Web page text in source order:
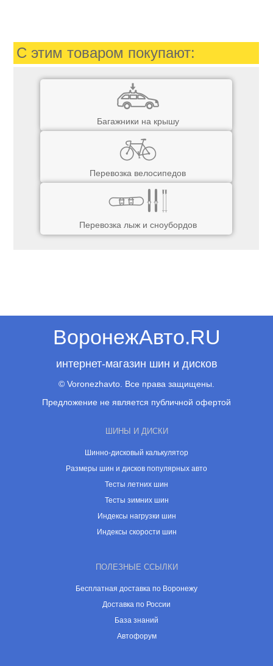
С этим товаром покупают:
Багажники на крышу
Перевозка велосипедов
Перевозка лыж и сноубордов
ВоронежАвто.RU
интернет-магазин шин и дисков
© Voronezhavto. Все права защищены.
Предложение не является публичной офертой
ШИНЫ И ДИСКИ
Шинно-дисковый калькулятор
Размеры шин и дисков популярных авто
Тесты летних шин
Тесты зимних шин
Индексы нагрузки шин
Индексы скорости шин
ПОЛЕЗНЫЕ ССЫЛКИ
Бесплатная доставка по Воронежу
Доставка по России
База знаний
Автофорум